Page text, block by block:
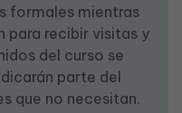
formales mientras
para recibir visitas y
del curso se
parte del
que no necesitan.